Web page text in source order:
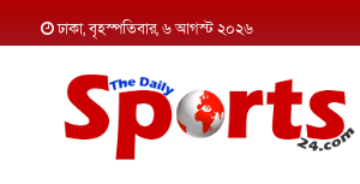
ঢাকা, বৃহস্পতিবার, ৬ আগস্ট ২০২৬